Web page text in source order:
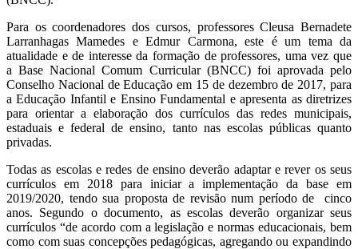
Para os coordenadores dos cursos, professores Cleusa Bernadete
Larranhagas Mamedes e Edmur Carmona, este é um tema da
atualidade e de interesse da formação de professores, uma vez que
a Base Nacional Comum Curricular (BNCC) foi aprovada pelo
Conselho Nacional de Educação em 15 de dezembro de 2017, para
a Educação Infantil e Ensino Fundamental e apresenta as diretrizes
para orientar a elaboração dos currículos das redes municipais,
estaduais e federal de ensino, tanto nas escolas públicas quanto
privadas.
Todas as escolas e redes de ensino deverão adaptar e rever os seus
currículos em 2018 para iniciar a implementação da base em
2019/2020, tendo sua proposta de revisão num período de cinco
anos. Segundo o documento, as escolas deverão organizar seus
currículos “de acordo com a legislação e normas educacionais, bem
como com suas concepções pedagógicas, agregando ou expandindo